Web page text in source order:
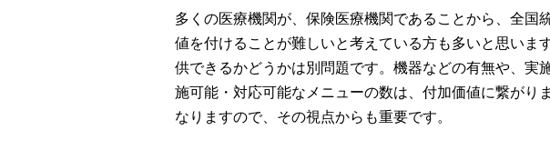
多くの医療機関が、保険医療機関であることから、全
値を付けることが難しいと考えている方も多いと思いま
供できるかどうかは別問題です。機器などの有無や、実
施可能・対応可能なメニューの数は、付加価値に繋がり
なりますので、その視点からも重要です。